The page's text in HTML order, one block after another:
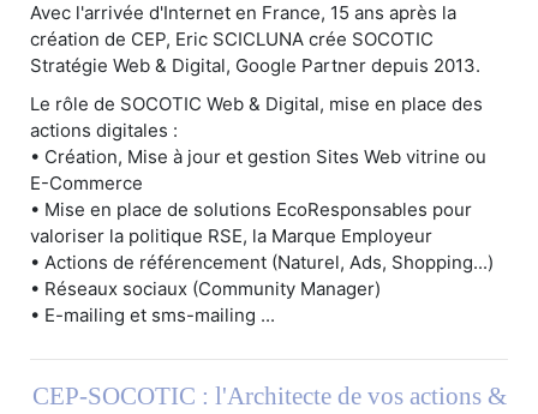
Avec l'arrivée d'Internet en France, 15 ans après la
création de CEP, Eric SCICLUNA crée SOCOTIC
Stratégie Web & Digital, Google Partner depuis 2013.
Le rôle de SOCOTIC Web & Digital, mise en place des
actions digitales :
• Création, Mise à jour et gestion Sites Web vitrine ou
E-Commerce
• Mise en place de solutions EcoResponsables pour
valoriser la politique RSE, la Marque Employeur
• Actions de référencement (Naturel, Ads, Shopping...)
• Réseaux sociaux (Community Manager)
• E-mailing et sms-mailing ...
CEP-SOCOTIC : l'Architecte de vos actions &